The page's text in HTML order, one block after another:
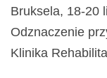
Bruksela, 18-20
Odznaczenie
Klinika